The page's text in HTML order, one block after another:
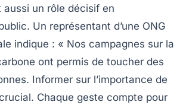
aussi un rôle décisif en
Un représentant d’une ONG
indique : « Nos campagnes sur la
ont permis de toucher des
Informer sur l’importance de
Chaque geste compte pour